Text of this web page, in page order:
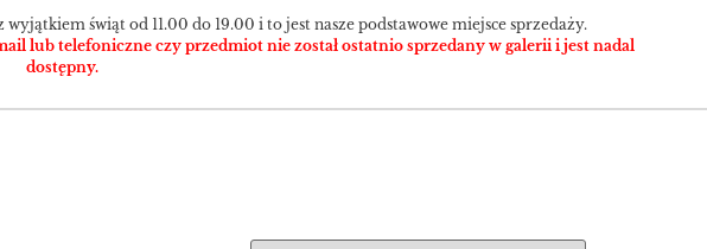
świąt od 11.00 do 19.00 i to jest nasze podstawowe miejsce sprzedaży.
lub telefoniczne czy przedmiot nie został ostatnio sprzedany w galerii i jest nadal
dostępny.